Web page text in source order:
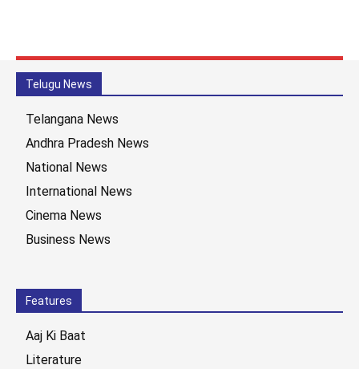
Telugu News
Telangana News
Andhra Pradesh News
National News
International News
Cinema News
Business News
Features
Aaj Ki Baat
Literature